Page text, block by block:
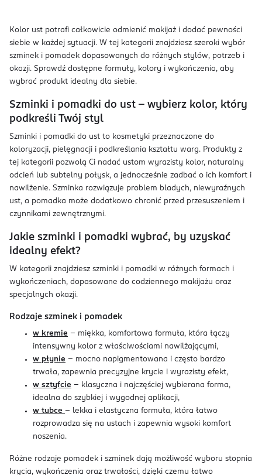
Kolor ust potrafi całkowicie odmienić makijaż i dodać pewności
siebie w każdej sytuacji. W tej kategorii znajdziesz szeroki wybór
szminek i pomadek dopasowanych do różnych stylów, potrzeb i
okazji. Sprawdź dostępne formuły, kolory i wykończenia, aby
wybrać produkt idealny dla siebie.
Szminki i pomadki do ust – wybierz kolor, który
podkreśli Twój styl
Szminki i pomadki do ust to kosmetyki przeznaczone do
koloryzacji, pielęgnacji i podkreślania kształtu warg. Produkty z
tej kategorii pozwolą Ci nadać ustom wyrazisty kolor, naturalny
odcień lub subtelny połysk, a jednocześnie zadbać o ich komfort i
nawilżenie. Szminka rozwiązuje problem bladych, niewyraźnych
ust, a pomadka może dodatkowo chronić przed przesuszeniem i
czynnikami zewnętrznymi.
Jakie szminki i pomadki wybrać, by uzyskać
idealny efekt?
W kategorii znajdziesz szminki i pomadki w różnych formach i
wykończeniach, dopasowane do codziennego makijażu oraz
specjalnych okazji.
Rodzaje szminek i pomadek
w kremie – miękka, komfortowa formuła, która łączy
intensywny kolor z właściwościami nawilżającymi,
w płynie – mocno napigmentowana i często bardzo
trwała, zapewnia precyzyjne krycie i wyrazisty efekt,
w sztyfcie – klasyczna i najczęściej wybierana forma,
idealna do szybkiej i wygodnej aplikacji,
w tubce – lekka i elastyczna formuła, która łatwo
rozprowadza się na ustach i zapewnia wysoki komfort
noszenia.
Różne rodzaje pomadek i szminek dają możliwość wyboru stopnia
krycia, wykończenia oraz trwałości, dzięki czemu łatwo